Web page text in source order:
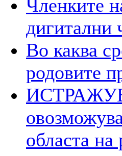
Членките
дигитални
Во каква
родовите
областа на